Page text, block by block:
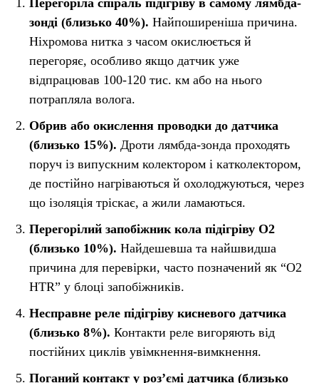
Перегоріла спіраль підігріву в самому лямбда-
зонді (близько 40%). Найпоширеніша причина.
Ніхромова нитка з часом окислюється й
перегоряє, особливо якщо датчик уже
відпрацював 100-120 тис. км або на нього
потрапляла волога.
Обрив або окислення проводки до датчика
(близько 15%). Дроти лямбда-зонда проходять
поруч із випускним колектором і катколектором,
де постійно нагріваються й охолоджуються, через
що ізоляція тріскає, а жили ламаються.
Перегорілий запобіжник кола підігріву O2
(близько 10%). Найдешевша та найшвидша
причина для перевірки, часто позначений як “O2
HTR” у блоці запобіжників.
Несправне реле підігріву кисневого датчика
(близько 8%). Контакти реле вигоряють від
постійних циклів увімкнення-вимкнення.
Поганий контакт у роз’ємі датчика (близько